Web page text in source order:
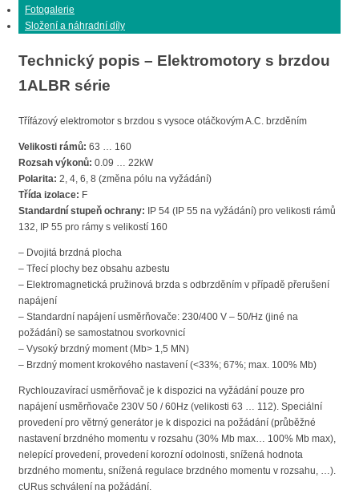
Fotogalerie
Složení a náhradní díly
Technický popis – Elektromotory s brzdou
1ALBR série
Třífázový elektromotor s brzdou s vysoce otáčkovým A.C. brzděním
Velikosti rámů: 63 … 160
Rozsah výkonů: 0.09 … 22kW
Polarita: 2, 4, 6, 8 (změna pólu na vyžádání)
Třída izolace: F
Standardní stupeň ochrany: IP 54 (IP 55 na vyžádání) pro velikosti rámů
132, IP 55 pro rámy s velikostí 160
– Dvojitá brzdná plocha
– Třecí plochy bez obsahu azbestu
– Elektromagnetická pružinová brzda s odbrzděním v případě přerušení
napájení
– Standardní napájení usměrňovače: 230/400 V – 50/Hz (jiné na
požádání) se samostatnou svorkovnicí
– Vysoký brzdný moment (Mb> 1,5 MN)
– Brzdný moment krokového nastavení (<33%; 67%; max. 100% Mb)
Rychlouzavírací usměrňovač je k dispozici na vyžádání pouze pro
napájení usměrňovače 230V 50 / 60Hz (velikosti 63 … 112). Speciální
provedení pro větrný generátor je k dispozici na požádání (průběžné
nastavení brzdného momentu v rozsahu (30% Mb max… 100% Mb max),
nelepící provedení, provedení korozní odolnosti, snížená hodnota
brzdného momentu, snížená regulace brzdného momentu v rozsahu, …).
cURus schválení na požádání.